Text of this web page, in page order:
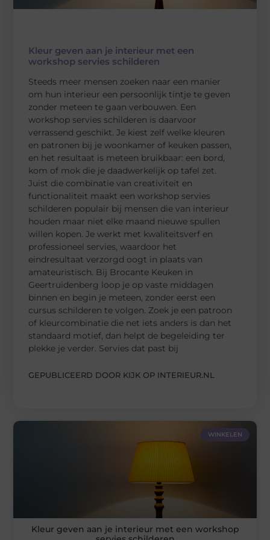
Kleur geven aan je interieur met een
workshop servies schilderen
Steeds meer mensen zoeken naar een manier
om hun interieur een persoonlijk tintje te geven
zonder meteen te gaan verbouwen. Een
workshop servies schilderen is daarvoor
verrassend geschikt. Je kiest zelf welke kleuren
en patronen bij je woonkamer of keuken passen,
en het resultaat is meteen bruikbaar: een bord,
kom of mok die je daadwerkelijk op tafel zet.
Juist die combinatie van creativiteit en
functionaliteit maakt een workshop servies
schilderen populair bij mensen die van interieur
houden maar niet elke maand nieuwe spullen
willen kopen. Je werkt met kwaliteitsverf en
professioneel servies, waardoor het
eindresultaat verzorgd oogt in plaats van
amateuristisch. Bij Brocante Keuken in
Geertruidenberg loop je op vaste middagen
binnen en begin je meteen, zonder eerst een
cursus schilderen te volgen. Zoek je een patroon
of kleurcombinatie die net iets anders is dan het
standaard motief, dan helpt de begeleiding ter
plekke je verder. Servies dat past bij
GEPUBLICEERD DOOR KIJK OP INTERIEUR.NL
WINKELEN
Kleur geven aan je interieur met een workshop